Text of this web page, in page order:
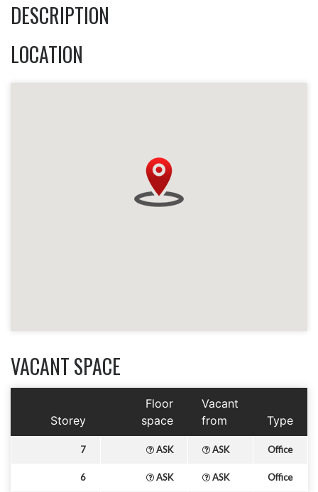
DESCRIPTION
LOCATION
VACANT SPACE
Storey
Floor
space
Vacant
from
Type
7 ASK ASK Office
6 ASK ASK Office